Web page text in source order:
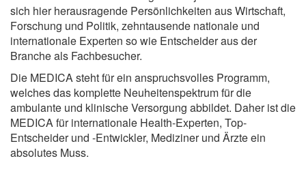
sich hier herausragende Persönlichkeiten aus Wirtschaft,
Forschung und Politik, zehntausende nationale und
internationale Experten so wie Entscheider aus der
Branche als Fachbesucher.
Die MEDICA steht für ein anspruchsvolles Programm,
welches das komplette Neuheitenspektrum für die
ambulante und klinische Versorgung abbildet. Daher ist die
MEDICA für internationale Health-Experten, Top-
Entscheider und -Entwickler, Mediziner und Ärzte ein
absolutes Muss.